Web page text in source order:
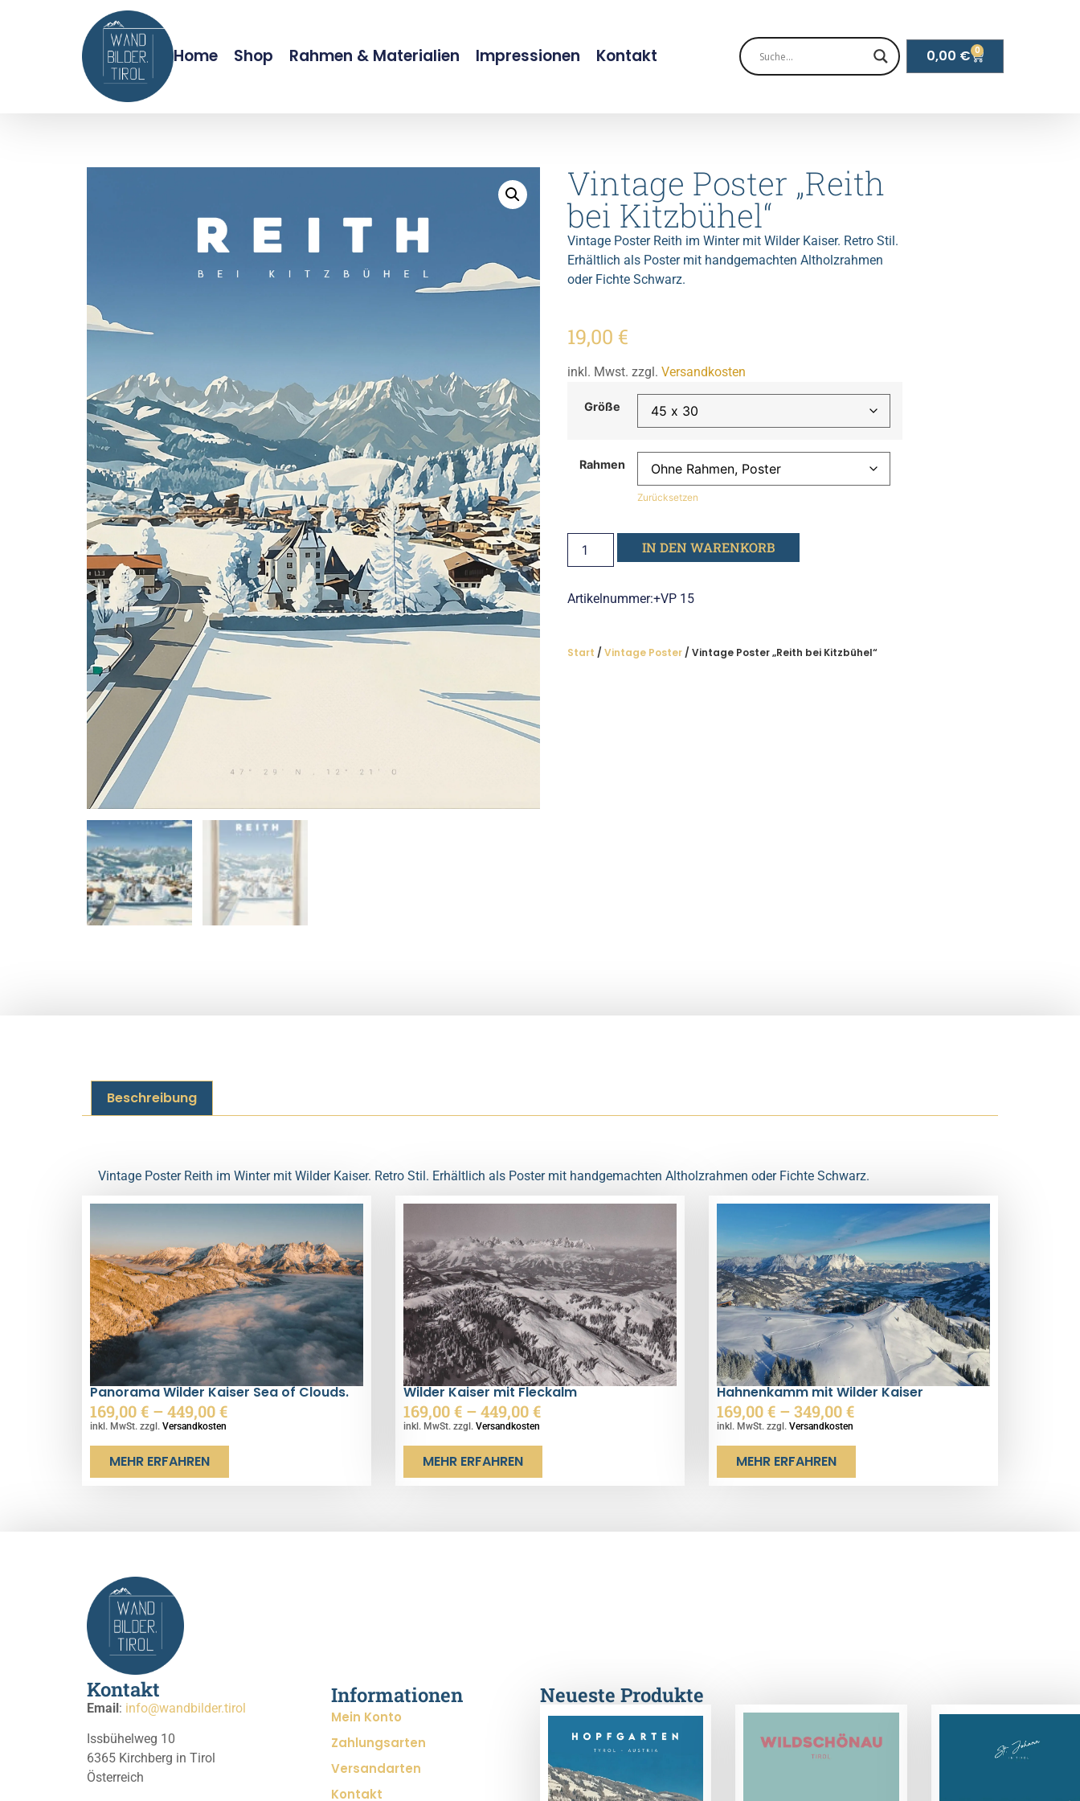
Home Shop Rahmen & Materialien Impressionen Kontakt 0,00 € 0
Vintage Poster „Reith
bei Kitzbühel“
Vintage Poster Reith im Winter mit Wilder Kaiser. Retro Stil.
Erhältlich als Poster mit handgemachten Altholzrahmen
oder Fichte Schwarz.
19,00 €
inkl. Mwst. zzgl. Versandkosten
Größe
Rahmen
Zurücksetzen
IN DEN WARENKORB
Artikelnummer:+VP 15
Start / Vintage Poster/ Vintage Poster „Reith bei Kitzbühel“
Beschreibung
Vintage Poster Reith im Winter mit Wilder Kaiser. Retro Stil. Erhältlich als Poster mit handgemachten Altholzrahmen oder Fichte Schwarz.
Ähnliche Produkte
Panorama Wilder Kaiser Sea of Clouds.
169,00€ –449,00€
inkl. MwSt. zzgl. Versandkosten
MEHR ERFAHREN
Wilder Kaiser mit Fleckalm
169,00€ –449,00€
inkl. MwSt. zzgl. Versandkosten
MEHR ERFAHREN
Hahnenkamm mit Wilder Kaiser
169,00€ –349,00€
inkl. MwSt. zzgl. Versandkosten
MEHR ERFAHREN
Kontakt
Email: info@wandbilder.tirol
Issbühelweg 10
6365 Kirchberg in Tirol
Österreich
Informationen
Mein Konto
Zahlungsarten
Versandarten
Kontakt
Neueste Produkte